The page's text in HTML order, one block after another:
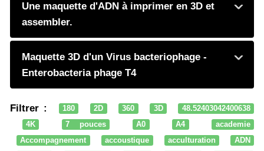
Une maquette d'ADN à imprimer en 3D et
assembler.
Maquette 3D d'un Virus bacteriophage -
Enterobacteria phage T4
Filtrer : 180 2D 360 3D
48.52403042400638
4K
7 pouces A0 A4
academie
Accompagnement
accoustique acculturation
ADN